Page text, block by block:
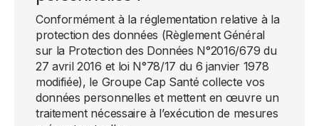
Conformément à la réglementation relative à la
protection des données (Règlement Général
sur la Protection des Données N°2016/679 du
27 avril 2016 et loi N°78/17 du 6 janvier 1978
modifiée), le Groupe Cap Santé collecte vos
données personnelles et mettent en œuvre un
traitement nécessaire à l’exécution de mesures